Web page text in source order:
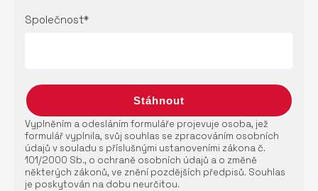
Společnost*
Vyplněním a odesláním formuláře projevuje osoba, jež
formulář vyplnila, svůj souhlas se zpracováním osobních
údajů v souladu s příslušnými ustanoveními zákona č.
101/2000 Sb., o ochraně osobních údajů a o změně
některých zákonů, ve znění pozdějších předpisů. Souhlas
je poskytován na dobu neurčitou.